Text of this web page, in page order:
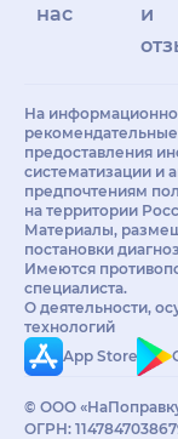
нас
и
На
предоставления
систематизации и
предпочтениям
на территории
Материалы,
постановки
Имеются
специалиста.
О деятельности,
технологий
App Store
© ООО
ОГРН: